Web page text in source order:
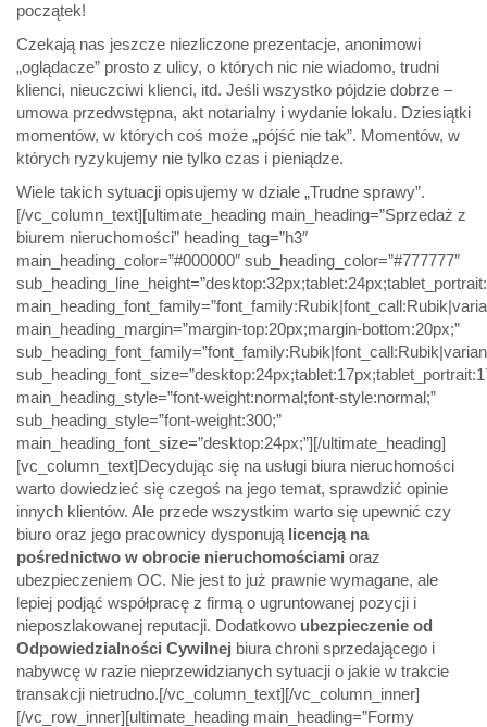
początek!
Czekają nas jeszcze niezliczone prezentacje, anonimowi
„oglądacze” prosto z ulicy, o których nic nie wiadomo, trudni
klienci, nieuczciwi klienci, itd. Jeśli wszystko pójdzie dobrze –
umowa przedwstępna, akt notarialny i wydanie lokalu. Dziesiątki
momentów, w których coś może „pójść nie tak”. Momentów, w
których ryzykujemy nie tylko czas i pieniądze.
Wiele takich sytuacji opisujemy w dziale „Trudne sprawy”.
[/vc_column_text][ultimate_heading main_heading=”Sprzedaż z
biurem nieruchomości” heading_tag=”h3″
main_heading_color=”#000000″ sub_heading_color=”#777777″
main_heading_margin=”margin-top:20px;margin-bottom:20px;”
main_heading_style=”font-weight:normal;font-style:normal;”
sub_heading_style=”font-weight:300;”
main_heading_font_size=”desktop:24px;”][/ultimate_heading]
[vc_column_text]Decydując się na usługi biura nieruchomości
warto dowiedzieć się czegoś na jego temat, sprawdzić opinie
innych klientów. Ale przede wszystkim warto się upewnić czy
biuro oraz jego pracownicy dysponują licencją na
pośrednictwo w obrocie nieruchomościami oraz
ubezpieczeniem OC. Nie jest to już prawnie wymagane, ale
lepiej podjąć współpracę z firmą o ugruntowanej pozycji i
nieposzlakowanej reputacji. Dodatkowo ubezpieczenie od
Odpowiedzialności Cywilnej biura chroni sprzedającego i
nabywcę w razie nieprzewidzianych sytuacji o jakie w trakcie
transakcji nietrudno.[/vc_column_text][/vc_column_inner]
[/vc_row_inner][ultimate_heading main_heading=”Formy